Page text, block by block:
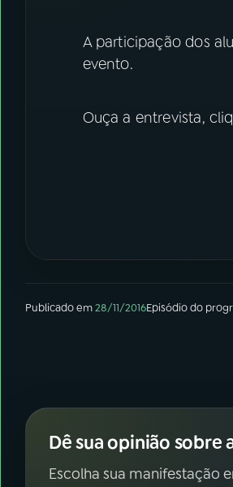
A participação dos
evento.
Ouça a entrevista,
Publicado em28/11/2016Episódiodo
Dê sua opinião sobre
Escolha sua manifestação